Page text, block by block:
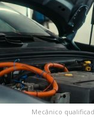
Mecânico